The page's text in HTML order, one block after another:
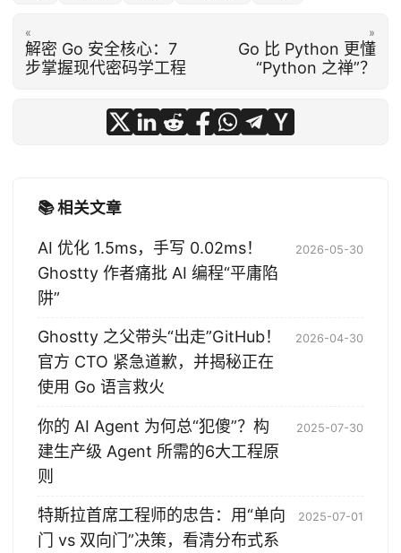
«
解密 Go 安全核心：7
步掌握现代密码学工程
»
Go 比 Python 更懂
“Python 之禅”？
📚 相关文章
AI 优化 1.5ms，手写 0.02ms！
Ghostty 作者痛批 AI 编程“平庸陷
阱”
2026-05-30
Ghostty 之父带头“出走”GitHub！
官方 CTO 紧急道歉，并揭秘正在
使用 Go 语言救火
2026-04-30
你的 AI Agent 为何总“犯傻”？构
建生产级 Agent 所需的6大工程原
则
2025-07-30
特斯拉首席工程师的忠告：用“单向
门 vs 双向门”决策，看清分布式系
2025-07-01